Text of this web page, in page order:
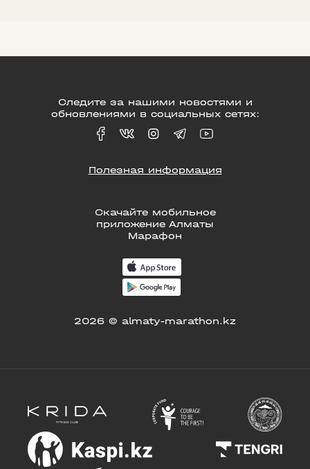
Скачайте мобильное
приложение Алматы
Марафон
2026 © almaty-marathon.kz
Следите за нашими новостями и
обновлениями в социальных сетях:
Полезная информация